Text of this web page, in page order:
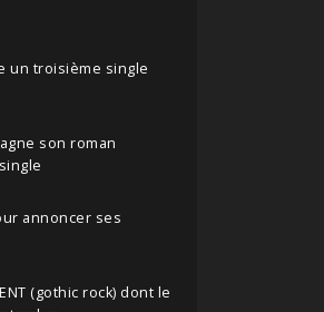
un troisième single
son roman
annoncer ses
(gothic rock) dont le